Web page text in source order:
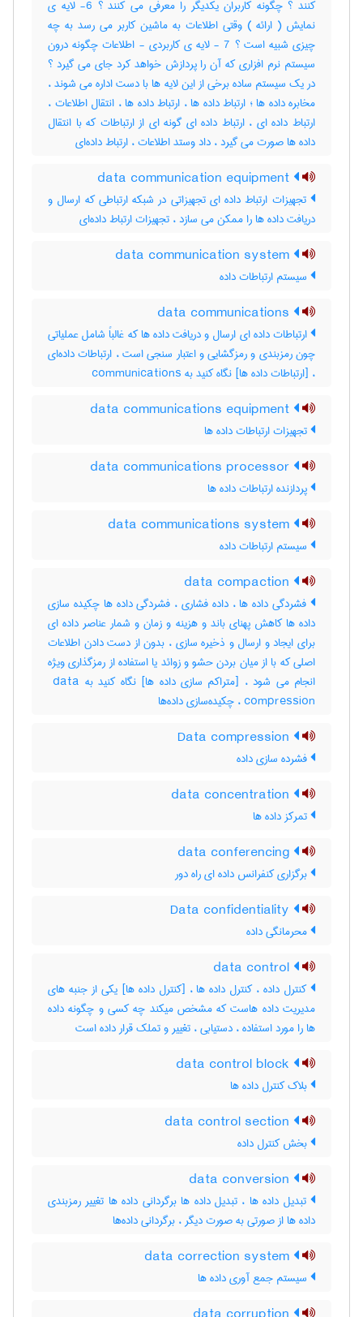
کنند ؟ چگونه کاربران یکدیگر را معرفی می کنند ؟ 6- لایه ی
نمایش ( ارائه ) وقتی اطلاعات به ماشین کاربر می رسد به چه
چیزی شبیه است ؟ 7 - لایه ی کاربردی - اطلاعات چگونه درون
سیستم نرم افزاری که آن را پردازش خواهد کرد جای می گیرد ؟
در یک سیستم ساده برخی از این لایه ها با دست اداره می شوند ،
مخابره داده ها ؛ ارتباط داده ها ، ارتباط داده ها ، انتقال اطلاعات ،
ارتباط داده ای ، ارتباط داده ای گونه ای از ارتباطات که با انتقال
داده ها صورت می گیرد ، داد وستد اطلاعات ، ارتباط داده‌ای
تجهیزات ارتباط داده ای تجهیزاتی در شبکه ارتباطی که ارسال و
دریافت داده ها را ممکن می سازد ، تجهیزات ارتباط داده‌ای
سیستم ارتباطات داده
ارتباطات داده ای ارسال و دریافت داده ها که غالباً شامل عملیاتی
چون رمزبندی و رمزگشایی و اعتبار سنجی است ، ارتباطات داده‌ای
، [ارتباطات داده ها] نگاه کنید به ‎ communications
تجهیزات ارتباطات داده ها
پردازنده ارتباطات داده ها
سیستم ارتباطات داده
فشردگی داده ها ، داده فشاری ، فشردگی داده ها چکیده سازی
داده ها کاهش پهنای باند و هزینه و زمان و شمار عناصر داده ای
برای ایجاد و ارسال و ذخیره سازی ، بدون از دست دادن اطلاعات
اصلی که با از میان بردن حشو و زوائد یا استفاده از رمزگذاری ویژه
انجام می شود ، [متراکم سازی داده ها] نگاه کنید به ‎ data
compression ، چکیده‌سازی داده‌ها
فشرده سازی داده
تمرکز داده ها
برگزاری کنفرانس داده ای راه دور
محرمانگی داده
کنترل داده ، کنترل داده ها ، [کنترل داده ها] یکی از جنبه های
مدیریت داده هاست که مشخص میکند چه کسی و چگونه داده
ها را مورد استفاده ، دستیابی ، تغییر و تملک قرار داده است
بلاک کنترل داده ها
بخش کنترل داده
تبدیل داده ها ، تبدیل داده ها برگردانی داده ها تغییر رمزبندی
داده ها از صورتی به صورت دیگر ، برگردانی داده‌ها
سیستم جمع آوری داده ها